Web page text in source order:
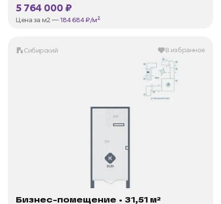
5 764 000 ₽
Цена за м2 —184 684 ₽/м²
Сибирский В избранное
Бизнес-помещение • 31,51 м²